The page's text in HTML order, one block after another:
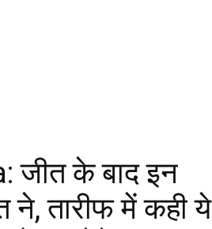
जीत के बाद इन
ने, तारीफ में कही ये